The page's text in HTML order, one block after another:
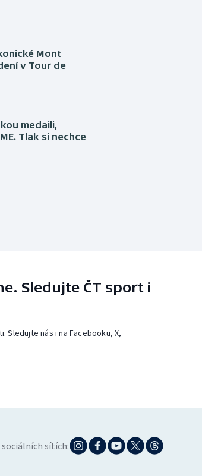
Mont
v Tour de
medaili,
Tlak si nechce
Sledujte ČT sport i
Sledujte nás i na Facebooku, X,
sítích: